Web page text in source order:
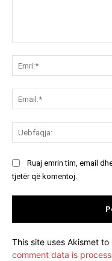
Ruaj emrin tim, email
tjetër që komentoj.
This site uses Akismet
comment data is